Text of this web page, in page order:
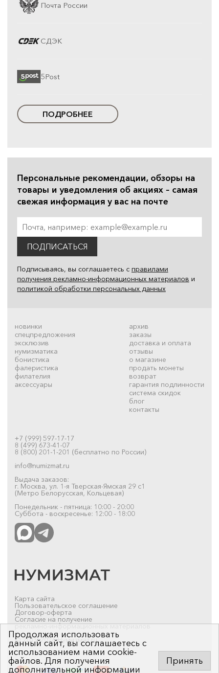
Почта России
СДЭК
5Post
ПОДРОБНЕЕ
Персональные рекомендации, обзоры на
товары и уведомления об акциях – самая
свежая информация у вас на почте
ПОДПИСАТЬСЯ
Подписываясь, вы соглашаетесь с правилами
получения рекламно-информационных материалов и
политикой обработки персональных данных
новинки
спецпредложения
эксклюзив
нумизматика
бонистика
фалеристика
филателия
аксессуары
архив
заказы
доставка и оплата
отзывы
о магазине
продать монеты
возврат
гарантия подлинности
система скидок
блог
контакты
+7 (999) 597-17-17
8 (499) 673-41-07
8 (800) 201-1-201 (бесплатно по России)
info@numizmat.ru
Выдача заказов:
г. Москва, ул. 1-я Тверская-Ямская 29 с1
(Метро Белорусская, Кольцевая)
Понедельник - пятница: 10:00 - 20:00
Суббота - воскресенье: 12:00 - 18:00
Карта сайта
Пользовательское соглашение
Договор-оферта
Согласие на получение
рекламно-информационных материалов
© 2019-2026 Нумизмат.ru
Продолжая использовать
данный сайт, вы соглашаетесь с
использованием нами cookie-
файлов. Для получения
дополнительной информации
Принять